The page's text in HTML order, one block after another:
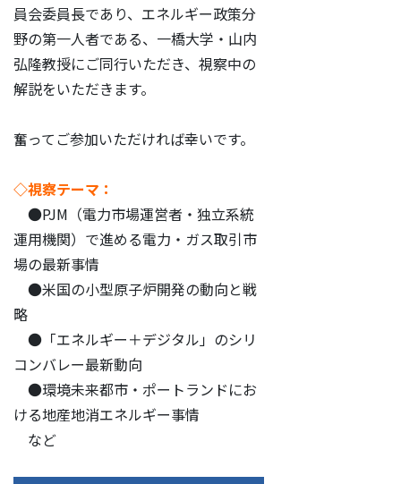
員会委員長であり、エネルギー政策分
野の第一人者である、一橋大学・山内
弘隆教授にご同行いただき、視察中の
解説をいただきます。
奮ってご参加いただければ幸いです。
◇視察テーマ：
●PJM（電力市場運営者・独立系統
運用機関）で進める電力・ガス取引市
場の最新事情
●米国の小型原子炉開発の動向と戦
略
●「エネルギー＋デジタル」のシリ
コンバレー最新動向
●環境未来都市・ポートランドにお
ける地産地消エネルギー事情
など